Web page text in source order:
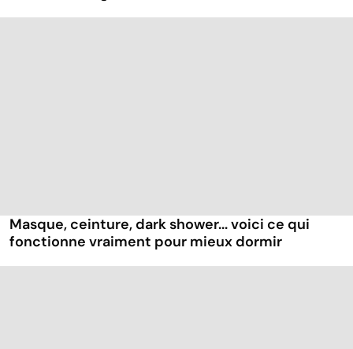
Masque, ceinture, dark shower... voici ce qui
fonctionne vraiment pour mieux dormir